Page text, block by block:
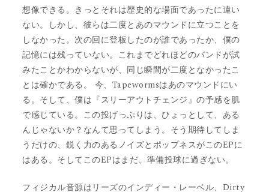
想像できる。きっとそれは歴史的な場面であったに違い
ない。しかし、彼らは二度とあのマウンドに立つことを
しなかった。次の回に登板したのが誰であったか、僕の
記憶には残っていない。これまでどれほどのバンドが試
みたことかわからないが、同じ瞬間が二度となかったこ
とは確かである。 今、Tapewormsはあのマウンドにい
る。そして、僕は『スリーアウトチェンジ』の予感を肌
で感じている。この投げっぷりは、ひょっとして、ある
んじゃないか？なんて思ってしまう。そう期待してしま
うだけの、鋭く力のあるノイズとポップネスがこのEPに
はある。そしてこのEPはまだ、準備投球に過ぎない。
フィジカル音源はリーズのインディー・レーベル、Dirty